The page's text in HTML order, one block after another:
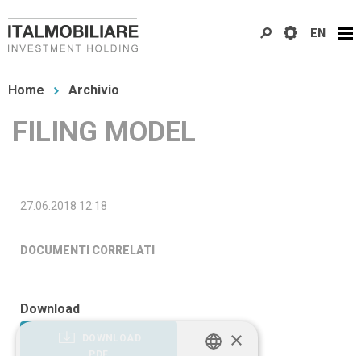
al
principale
Tu
qui
Home Archivio
FILING MODEL
27.06.2018 12:18
DOCUMENTI CORRELATI
Download
EN
×